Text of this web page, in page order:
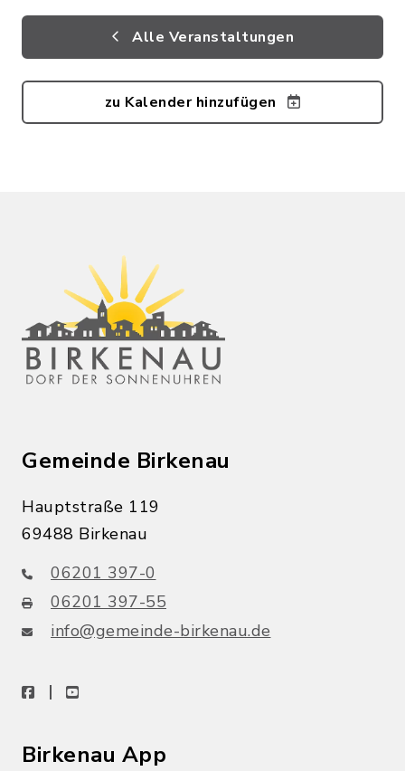
Alle Veranstaltungen
zu Kalender hinzufügen
Gemeinde Birkenau
Hauptstraße 119
69488 Birkenau
06201 397-0
06201 397-55
info@gemeinde-birkenau.de
facebookyoutube
Birkenau App